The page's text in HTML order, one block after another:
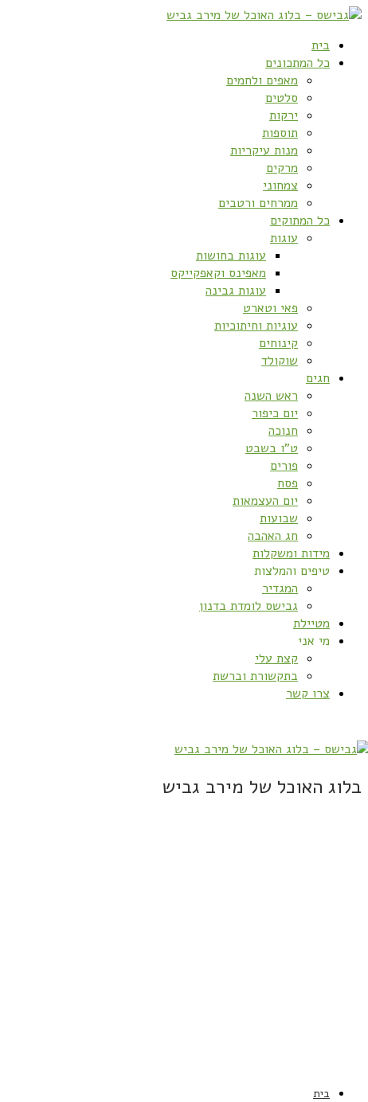
בית
כל המתכונים
מאפים ולחמים
סלטים
ירקות
תוספות
מנות עיקריות
מרקים
צמחוני
ממרחים ורטבים
כל המתוקים
עוגות
עוגות בחושות
מאפינס וקאפקייקס
עוגות גבינה
פאי וטארט
עוגיות וחיתוכיות
קינוחים
שוקולד
חגים
ראש השנה
יום כיפור
חנוכה
ט”ו בשבט
פורים
פסח
יום העצמאות
שבועות
חג האהבה
מידות ומשקלות
טיפים והמלצות
המגדיר
גבישס לומדת בדנון
מטיילת
מי אני
קצת עלי
בתקשורת וברשת
צרו קשר
בלוג האוכל של מירב גביש
בית